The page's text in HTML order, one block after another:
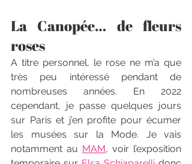
La Canopée… de fleurs
roses
A titre personnel, le rose ne m’a que
très peu intéressé pendant de
nombreuses années. En 2022
cependant, je passe quelques jours
sur Paris et j’en profite pour écumer
les musées sur la Mode. Je vais
notamment au MAM, voir l’exposition